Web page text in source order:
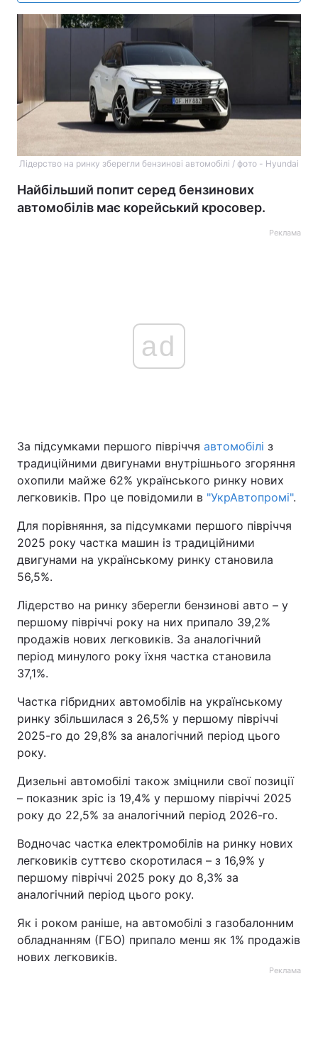
Лідерство на ринку зберегли бензинові автомобілі / фото - Hyundai
Найбільший попит серед бензинових
автомобілів має корейський кросовер.
Реклама
ad
За підсумками першого півріччя автомобілі з
традиційними двигунами внутрішнього згоряння
охопили майже 62% українського ринку нових
легковиків. Про це повідомили в "УкрАвтопромі".
Для порівняння, за підсумками першого півріччя
2025 року частка машин із традиційними
двигунами на українському ринку становила
56,5%.
Лідерство на ринку зберегли бензинові авто – у
першому півріччі року на них припало 39,2%
продажів нових легковиків. За аналогічний
період минулого року їхня частка становила
37,1%.
Частка гібридних автомобілів на українському
ринку збільшилася з 26,5% у першому півріччі
2025-го до 29,8% за аналогічний період цього
року.
Дизельні автомобілі також зміцнили свої позиції
– показник зріс із 19,4% у першому півріччі 2025
року до 22,5% за аналогічний період 2026-го.
Водночас частка електромобілів на ринку нових
легковиків суттєво скоротилася – з 16,9% у
першому півріччі 2025 року до 8,3% за
аналогічний період цього року.
Як і роком раніше, на автомобілі з газобалонним
обладнанням (ГБО) припало менш як 1% продажів
нових легковиків.
Реклама